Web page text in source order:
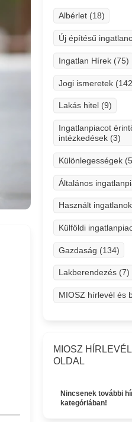
Albérlet (18)
Új építésű
Ingatlan Hírek (75)
Jogi ismeretek
Lakás hitel (9)
Ingatlanpiacot
intézkedések (3)
Különlegességek
Általános
Használt
Külföldi
Gazdaság (134)
Lakberendezés (7)
MIOSZ hírlevél és
MIOSZ
OLDAL
Nincsenek további
kategóriában!